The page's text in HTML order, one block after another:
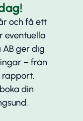
och få ett
eventuella
ger dig
– från
din